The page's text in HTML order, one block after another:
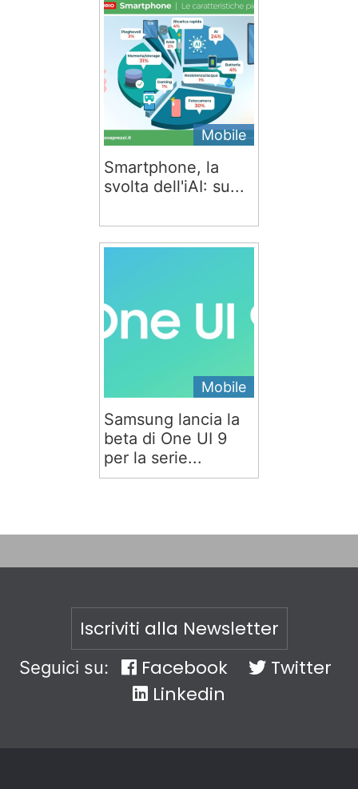
Mobile
Smartphone, la
svolta dell'iAI: su...
Mobile
Samsung lancia la
beta di One UI 9
per la serie...
Iscriviti alla Newsletter
Seguici su: Facebook
Twitter
Linkedin